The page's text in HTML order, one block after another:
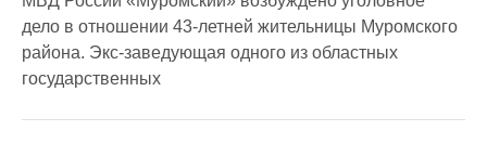
дело в отношении 43-летней жительницы Муромского
района. Экс-заведующая одного из областных
государственных